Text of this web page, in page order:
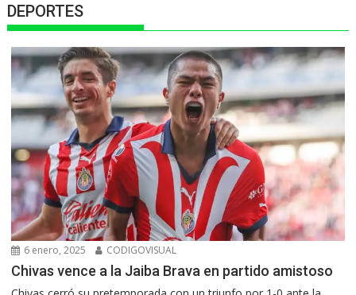
DEPORTES
6 enero, 2025 CODIGOVISUAL
Chivas vence a la Jaiba Brava en partido amistoso